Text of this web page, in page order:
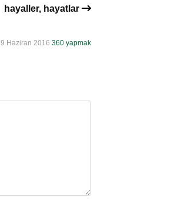
hayaller, hayatlar
9 Haziran 2016 360 yapmak